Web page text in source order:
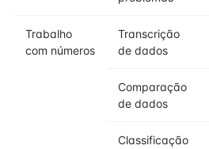
Trabalho
com números
Transcrição
de dados
Comparação
de dados
Classificação